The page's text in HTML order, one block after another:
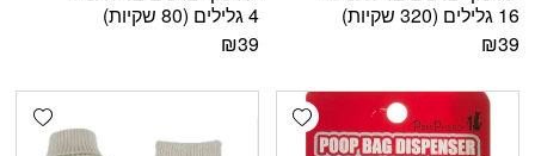
16 גלילים (320 שקיות)
₪39
4 גלילים (80 שקיות)
₪39
Add wishlist